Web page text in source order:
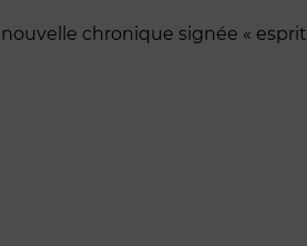
chronique signée « esprit